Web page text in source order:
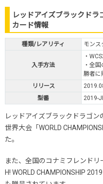
レッドアイズブラックド
カード情報
種類/レアリティ モンス
入手方法
・
・全
勝者に
リリース
型番
2019-
レッドアイズブラックドラゴン
世界大会「WORLD
た。
また、全国のコナミフレンドリ
H! WORLD CHAMPIONSHIP